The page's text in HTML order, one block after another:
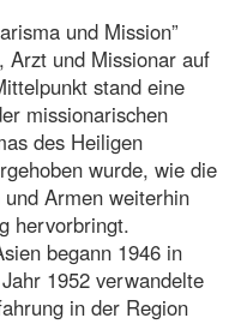
und Mission”
Arzt und Missionar auf
stand eine
missionarischen
des Heiligen
wurde, wie die
Armen weiterhin
hervorbringt.
begann 1946 in
1952 verwandelte
in der Region